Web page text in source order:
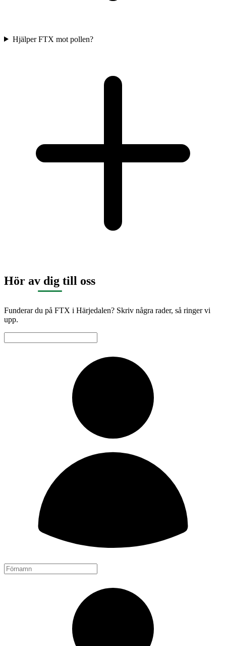
Hjälper FTX mot pollen?
Hör av dig till oss
Funderar du på FTX i Härjedalen? Skriv några rader, så ringer vi
upp.